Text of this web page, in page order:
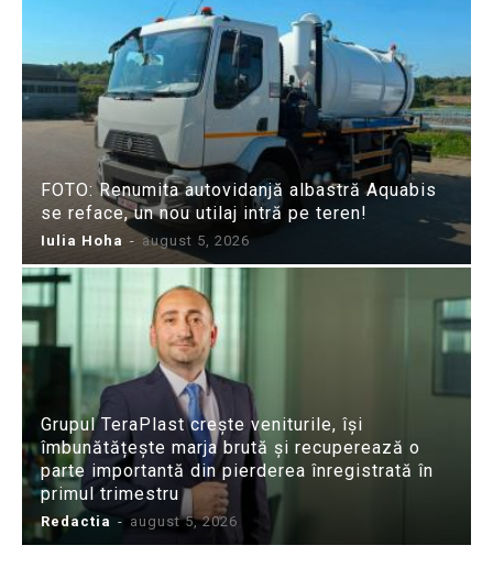
FOTO: Renumita autovidanjă albastră Aquabis
se reface, un nou utilaj intră pe teren!
Iulia Hoha - august 5, 2026
Grupul TeraPlast crește veniturile, își
îmbunătățește marja brută și recuperează o
parte importantă din pierderea înregistrată în
primul trimestru
Redactia - august 5, 2026